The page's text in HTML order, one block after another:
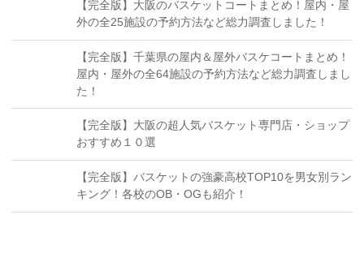
【完全版】大阪のバスケットコートまとめ！屋内・屋
外の全25施設の予約方法など総力調査しました！
【完全版】千葉県の屋内＆屋外バスケコートまとめ！
屋内・屋外の全64施設の予約方法など総力調査しまし
た！
【完全版】大阪の超人気バスケット専門店・ショップ
おすすめ１０選
【完全版】バスケットの強豪高校TOP10を男女別ラン
キング！各校のOB・OGも紹介！